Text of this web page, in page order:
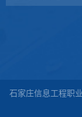
石家庄信息工程职